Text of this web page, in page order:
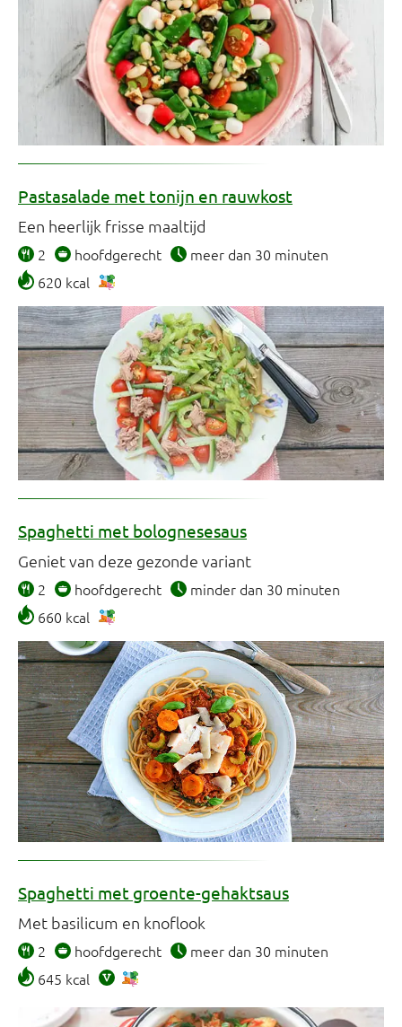
Pastasalade met tonijn en rauwkost
Een heerlijk frisse maaltijd
2 hoofdgerecht
meer dan 30 minuten
620 kcal
Spaghetti met bolognesesaus
Geniet van deze gezonde variant
2 hoofdgerecht
minder dan 30 minuten
660 kcal
Spaghetti met groente-gehaktsaus
Met basilicum en knoflook
2 hoofdgerecht
meer dan 30 minuten
645 kcal